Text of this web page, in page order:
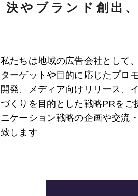
決やブランド創出
私たちは地域の広告会社として
ターゲットや目的に応じたプロ
開発、メディア向けリリース、
づくりを目的とした戦略PRを
ニケーション戦略の企画や交流
致します